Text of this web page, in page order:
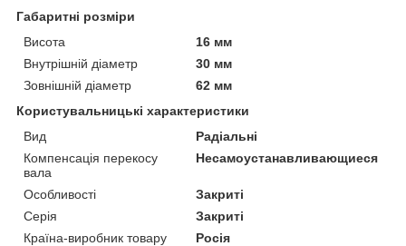
Габаритні розміри
Висота
16 мм
Внутрішній діаметр
30 мм
Зовнішній діаметр
62 мм
Користувальницькі характеристики
Вид
Радіальні
Компенсація перекосу
вала
Несамоустанавливающиеся
Особливості
Закриті
Серія
Закриті
Країна-виробник товару
Росія